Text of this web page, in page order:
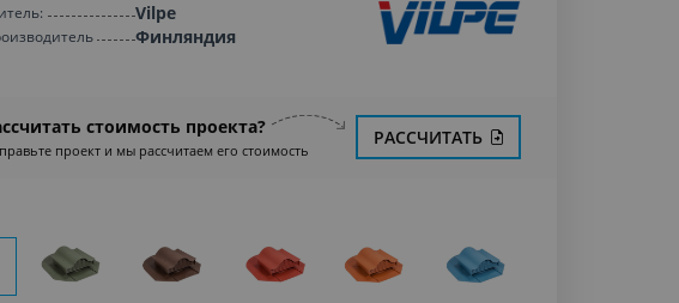
Vilpe
Финляндия
стоимость проекта?
проект и мы рассчитаем его стоимость
РАССЧИТАТЬ